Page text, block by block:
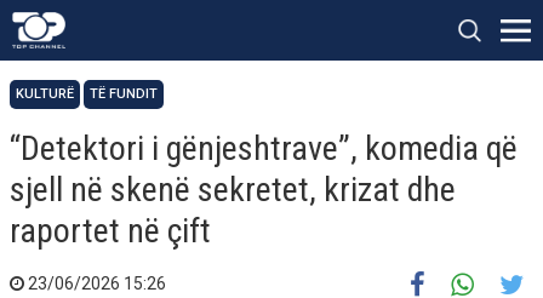
KULTURË TË FUNDIT
“Detektori i gënjeshtrave”, komedia që
sjell në skenë sekretet, krizat dhe
raportet në çift
23/06/2026 15:26